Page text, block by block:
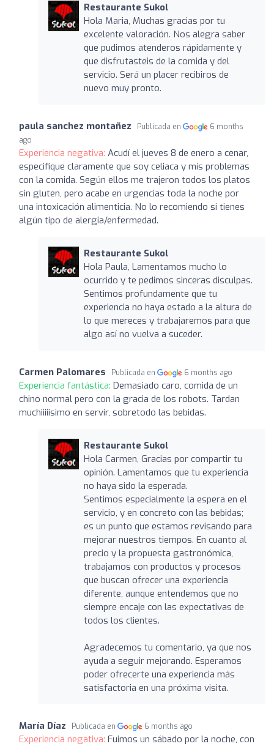
Restaurante Sukol
Hola Maria, Muchas gracias por tu
excelente valoración. Nos alegra saber
que pudimos atenderos rápidamente y
que disfrutasteis de la comida y del
servicio. Será un placer recibiros de
nuevo muy pronto.
paula sanchez montañez Publicada en
6 months
ago
Experiencia negativa: Acudí el jueves 8 de enero a cenar,
especifique claramente que soy celiaca y mis problemas
con la comida. Según ellos me trajeron todos los platos
sin gluten, pero acabe en urgencias toda la noche por
una intoxicación alimenticia. No lo recomiendo si tienes
algún tipo de alergia/enfermedad.
Restaurante Sukol
Hola Paula, Lamentamos mucho lo
ocurrido y te pedimos sinceras disculpas.
Sentimos profundamente que tu
experiencia no haya estado a la altura de
lo que mereces y trabajaremos para que
algo así no vuelva a suceder.
Carmen Palomares Publicada en 6 months ago
Experiencia fantástica: Demasiado caro, comida de un
chino normal pero con la gracia de los robots. Tardan
muchiiiiisimo en servir, sobretodo las bebidas.
Restaurante Sukol
Hola Carmen, Gracias por compartir tu
opinión. Lamentamos que tu experiencia
no haya sido la esperada.
Sentimos especialmente la espera en el
servicio, y en concreto con las bebidas;
es un punto que estamos revisando para
mejorar nuestros tiempos. En cuanto al
precio y la propuesta gastronómica,
trabajamos con productos y procesos
que buscan ofrecer una experiencia
diferente, aunque entendemos que no
siempre encaje con las expectativas de
todos los clientes.
Agradecemos tu comentario, ya que nos
ayuda a seguir mejorando. Esperamos
poder ofrecerte una experiencia más
satisfactoria en una próxima visita.
María Díaz Publicada en 6 months ago
Experiencia negativa: Fuimos un sábado por la noche, con